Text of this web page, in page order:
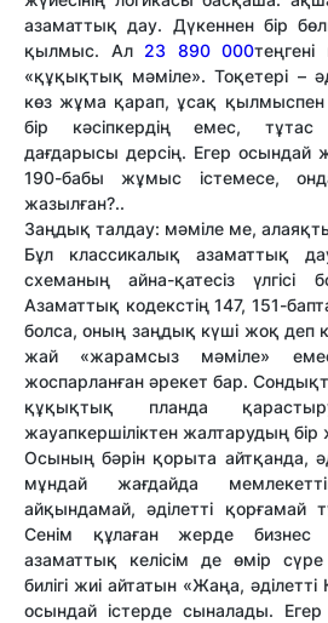
азаматтық дау. Дүкеннен бір
қылмыс. Ал 23 890 000
«құқықтық мәміле». Тоқетері –
көз жұма қарап, ұсақ
бір кәсіпкердің емес,
дағдарысы дерсің. Егер осындай
190-бабы жұмыс істемесе,
жазылған?..
Заңдық талдау: мәміле ме,
Бұл классикалық азаматтық
схеманың айна-қатесіз үлгісі
Азаматтық кодекстің 147, 151-
болса, оның заңдық күші жоқ деп
жай «жарамсыз мәміле»
жоспарланған әрекет бар.
құқықтық планда
жауапкершіліктен жалтарудың бір
Осының бәрін қорыта айтқанда,
мұндай жағдайда
айқындамай, әділетті қорғамай
Сенім құлаған жерде бизнес
азаматтық келісім де өмір
билігі жиі айтатын «Жаңа,
осындай істерде сыналады.